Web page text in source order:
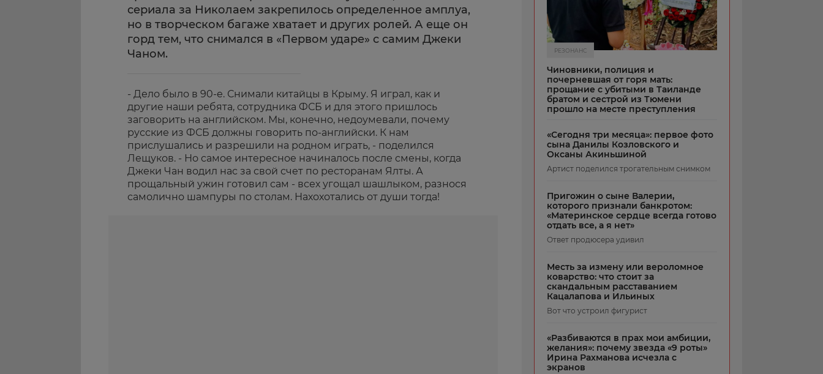
сериала за Николаем закрепилось определенное амплуа,
но в творческом багаже хватает и других ролей. А еще он
горд тем, что снимался в «Первом ударе» с самим Джеки
Чаном.
- Дело было в 90-е. Снимали китайцы в Крыму. Я играл, как и
другие наши ребята, сотрудника ФСБ и для этого пришлось
заговорить на английском. Мы, конечно, недоумевали, почему
русские из ФСБ должны говорить по-английски. К нам
прислушались и разрешили на родном играть, - поделился
Лещуков. - Но самое интересное начиналось после смены, когда
Джеки Чан водил нас за свой счет по ресторанам Ялты. А
прощальный ужин готовил сам - всех угощал шашлыком, разнося
самолично шампуры по столам. Нахохотались от души тогда!
РЕЗОНАНС
Чиновники, полиция и
почерневшая от горя мать:
прощание с убитыми в Таиланде
братом и сестрой из Тюмени
прошло на месте преступления
«Сегодня три месяца»: первое фото
сына Данилы Козловского и
Оксаны Акиньшиной
Артист поделился трогательным снимком
Пригожин о сыне Валерии,
которого признали банкротом:
«Материнское сердце всегда готово
отдать все, а я нет»
Ответ продюсера удивил
Месть за измену или вероломное
коварство: что стоит за
скандальным расставанием
Кацалапова и Ильиных
Вот что устроил фигурист
«Разбиваются в прах мои амбиции,
желания»: почему звезда «9 роты»
Ирина Рахманова исчезла с
экранов